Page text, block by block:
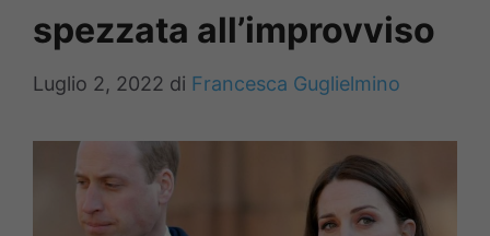
spezzata all’improvviso
Luglio 2, 2022 di Francesca Guglielmino